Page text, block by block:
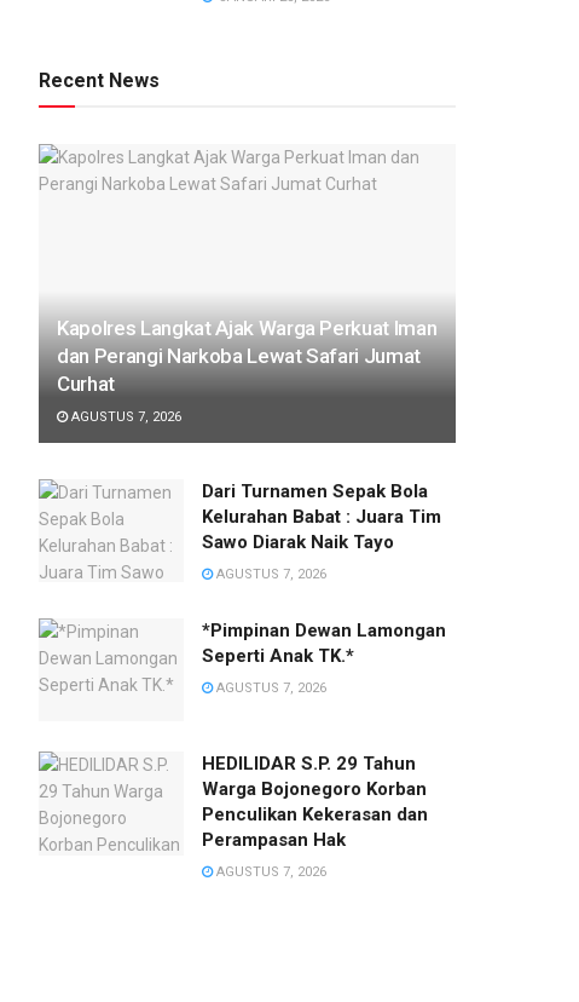
Recent News
Kapolres Langkat Ajak Warga Perkuat Iman
dan Perangi Narkoba Lewat Safari Jumat
Curhat
AGUSTUS 7, 2026
Dari Turnamen Sepak Bola
Kelurahan Babat : Juara Tim
Sawo Diarak Naik Tayo
AGUSTUS 7, 2026
*Pimpinan Dewan Lamongan
Seperti Anak TK.*
AGUSTUS 7, 2026
HEDILIDAR S.P. 29 Tahun
Warga Bojonegoro Korban
Penculikan Kekerasan dan
Perampasan Hak
AGUSTUS 7, 2026